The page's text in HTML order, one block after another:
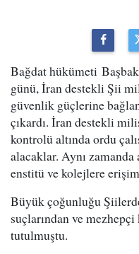
Bağdat hükümeti
günü, İran destekli Şii
güvenlik güçlerine
çıkardı. İran destekli
kontrolü altında ordu
alacaklar. Aynı
enstitü ve kolejlere
Büyük çoğunluğu
suçlarından ve
tutulmuştu.